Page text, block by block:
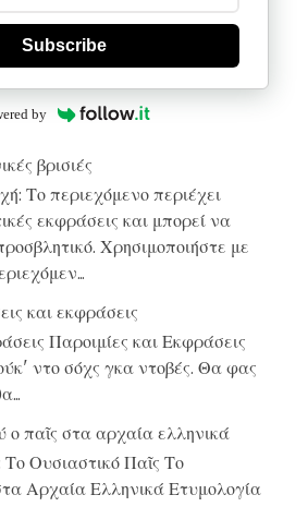
Subscribe
by
βρισιές
Το περιεχόμενο περιέχει
εκφράσεις και μπορεί να
Χρησιμοποιήστε με
και εκφράσεις
Παροιμίες και Εκφράσεις
ντο σόχς γκα ντοβές. Θα φας
ο παῖς στα αρχαία ελληνικά
Ουσιαστικό Παῖς Το
Αρχαία Ελληνικά Ετυμολογία